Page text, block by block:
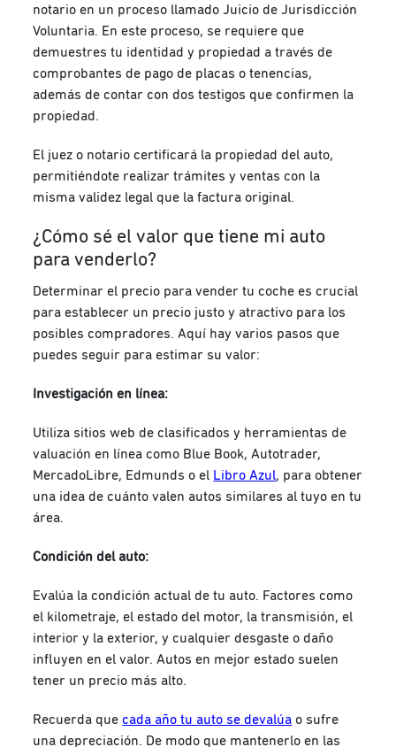
notario en un proceso llamado Juicio de Jurisdicción
Voluntaria. En este proceso, se requiere que
demuestres tu identidad y propiedad a través de
comprobantes de pago de placas o tenencias,
además de contar con dos testigos que confirmen la
propiedad.
El juez o notario certificará la propiedad del auto,
permitiéndote realizar trámites y ventas con la
misma validez legal que la factura original.
¿Cómo sé el valor que tiene mi auto
para venderlo?
Determinar el precio para vender tu coche es crucial
para establecer un precio justo y atractivo para los
posibles compradores. Aquí hay varios pasos que
puedes seguir para estimar su valor:
Investigación en línea:
Utiliza sitios web de clasificados y herramientas de
valuación en línea como Blue Book, Autotrader,
MercadoLibre, Edmunds o el Libro Azul, para obtener
una idea de cuánto valen autos similares al tuyo en tu
área.
Condición del auto:
Evalúa la condición actual de tu auto. Factores como
el kilometraje, el estado del motor, la transmisión, el
interior y la exterior, y cualquier desgaste o daño
influyen en el valor. Autos en mejor estado suelen
tener un precio más alto.
Recuerda quecada año tu auto se devalúa o sufre
una depreciación. De modo que mantenerlo en las